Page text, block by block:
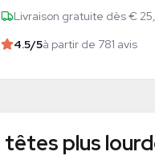
Livraison gratuite dès €
4.5/5à partir de 781 avis
plus